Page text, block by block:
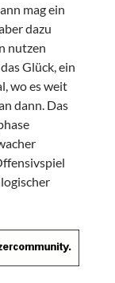
mag ein
dazu
nutzen
Glück, ein
wo es weit
dann. Das